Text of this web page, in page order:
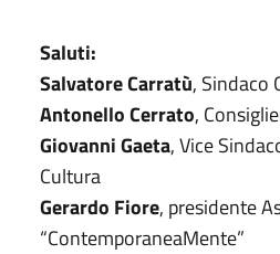
Saluti:
Salvatore Carratù, Sindaco
Antonello Cerrato,
Giovanni Gaeta, Vice
Cultura
Gerardo Fiore, presidente
“ContemporaneaMente”